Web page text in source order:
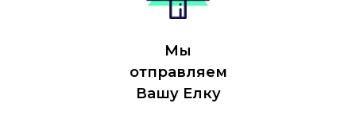
Мы
отправляем
Вашу Елку